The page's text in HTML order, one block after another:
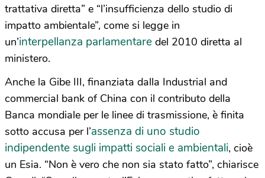
trattativa diretta” e “l’insufficienza dello studio di
impatto ambientale”, come si legge in
un’interpellanza parlamentare del 2010 diretta al
ministero.
Anche la Gibe III, finanziata dalla Industrial and
commercial bank of China con il contributo della
Banca mondiale per le linee di trasmissione, è finita
sotto accusa per l’assenza di uno studio
indipendente sugli impatti sociali e ambientali, cioè
un Esia. “Non è vero che non sia stato fatto”, chiarisce